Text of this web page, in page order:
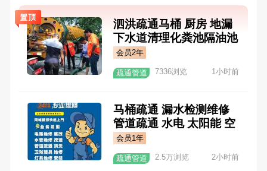
泗洪疏通马桶 厨房 地漏
下水道清理化粪池隔油池
高压清洗油污管道
会员2年
疏通管道 7336浏览 1小时前
马桶疏通 漏水检测维修
管道疏通 水电 太阳能 空
调维修充氟移机 防水 电
路排查 水龙头 洗菜盆 面
盆 角阀 花洒 151507062
会员1年
疏通管道 2.5万浏览 2小时前